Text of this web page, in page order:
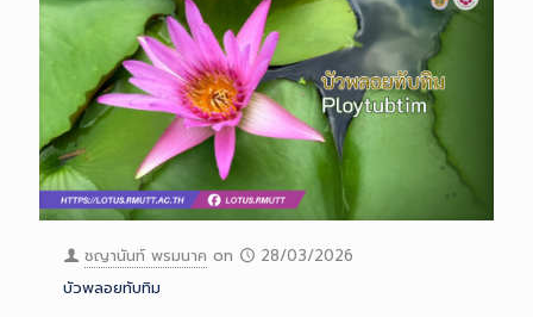
ชญานันท์ พรมนาค on
28/03/2026
บัวพลอยทับทิม